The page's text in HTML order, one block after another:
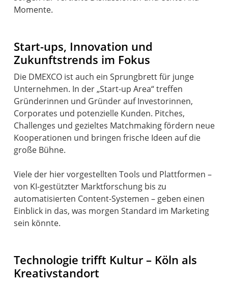
Momente.
Start-ups, Innovation und
Zukunftstrends im Fokus
Die DMEXCO ist auch ein Sprungbrett für junge
Unternehmen. In der „Start-up Area“ treffen
Gründerinnen und Gründer auf Investorinnen,
Corporates und potenzielle Kunden. Pitches,
Challenges und gezieltes Matchmaking fördern neue
Kooperationen und bringen frische Ideen auf die
große Bühne.
Viele der hier vorgestellten Tools und Plattformen –
von KI-gestützter Marktforschung bis zu
automatisierten Content-Systemen – geben einen
Einblick in das, was morgen Standard im Marketing
sein könnte.
Technologie trifft Kultur – Köln als
Kreativstandort